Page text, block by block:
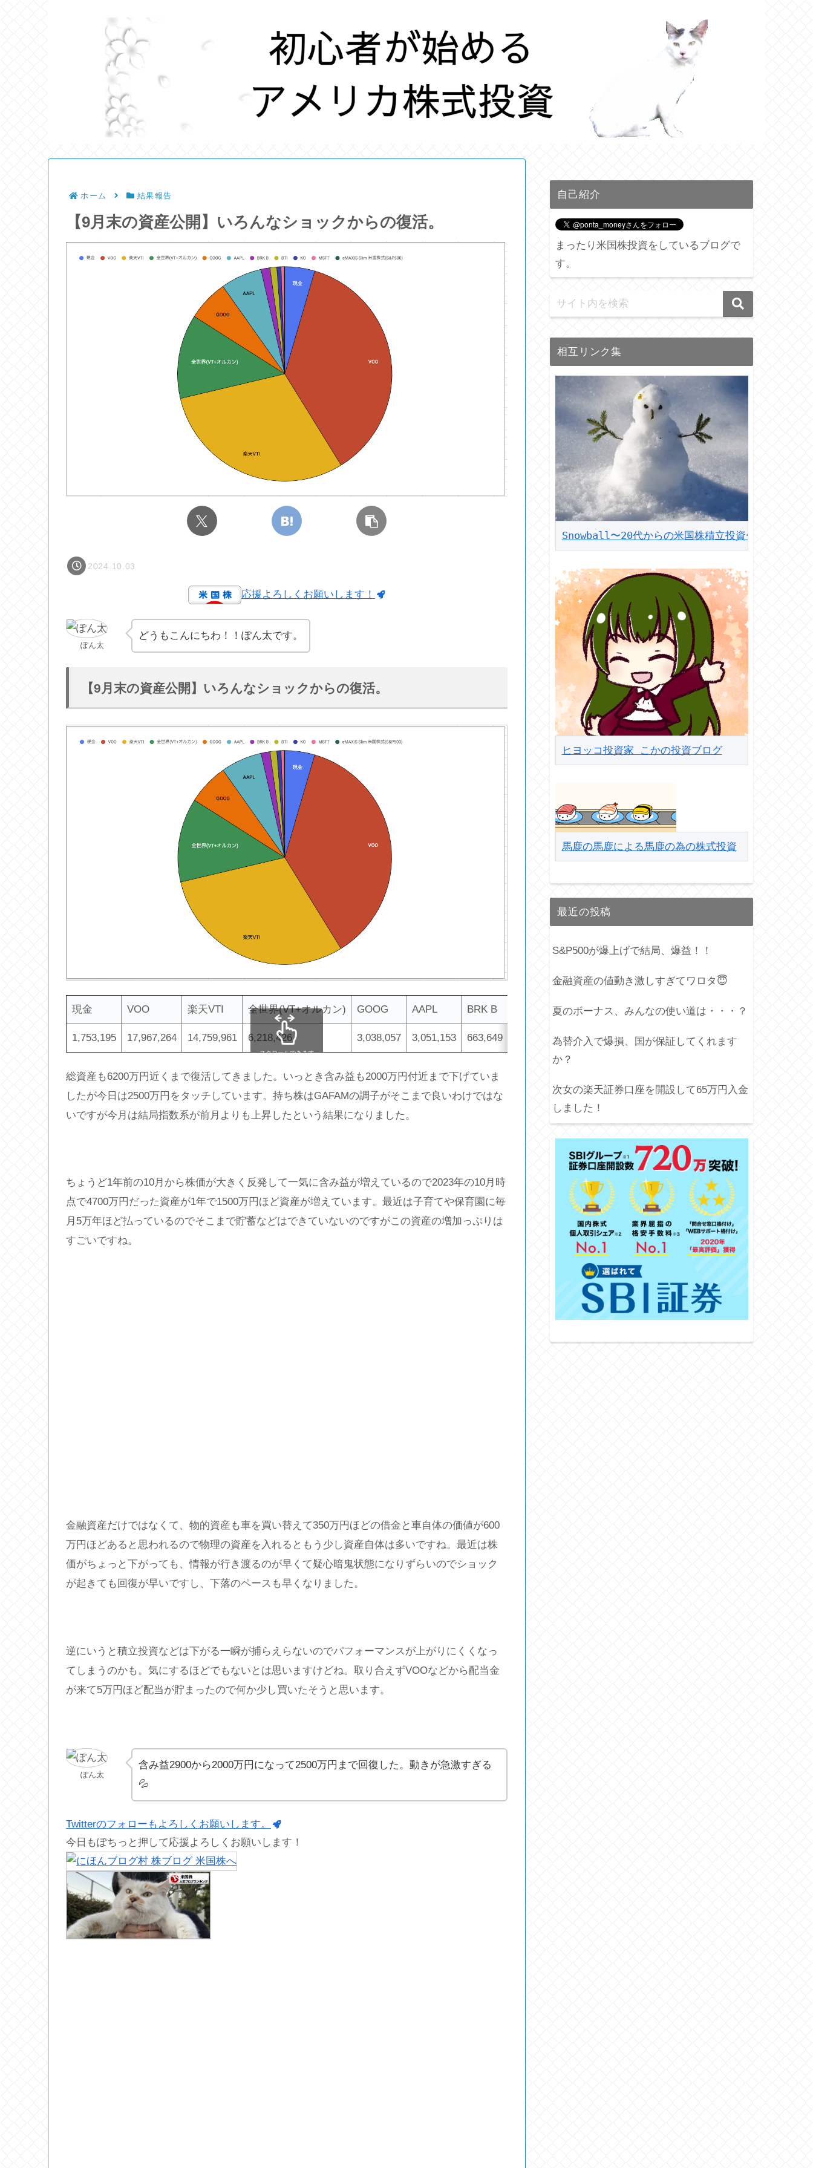
ホーム 結果報告
【9月末の資産公開】いろんなショックからの復活。
2024.10.03
応援よろしくお願いします！
ぽん太
どうもこんにちわ！！ぽん太です。
【9月末の資産公開】いろんなショックからの復活。
現金 VOO 楽天VTI 全世界(VT+オルカン) GOOG AAPL BRK B KO MSFT eMAXIS Slim 米国株式
1,753,195 17,967,264 14,759,961 6,218,426 3,038,057 3,051,153 663,649 311,376 243,940 27,965
スクロールできます
総資産も6200万円近くまで復活してきました。いっとき含み益も2000万円付近まで下げていま
したが今日は2500万円をタッチしています。持ち株はGAFAMの調子がそこまで良いわけではな
いですが今月は結局指数系が前月よりも上昇したという結果になりました。
ちょうど1年前の10月から株価が大きく反発して一気に含み益が増えているので2023年の10月時
点で4700万円だった資産が1年で1500万円ほど資産が増えています。最近は子育てや保育園に毎
月5万年ほど払っているのでそこまで貯蓄などはできていないのですがこの資産の増加っぷりは
すごいですね。
金融資産だけではなくて、物的資産も車を買い替えて350万円ほどの借金と車自体の価値が600
万円ほどあると思われるので物理の資産を入れるともう少し資産自体は多いですね。最近は株
価がちょっと下がっても、情報が行き渡るのが早くて疑心暗鬼状態になりずらいのでショック
が起きても回復が早いですし、下落のペースも早くなりました。
逆にいうと積立投資などは下がる一瞬が捕らえらないのでパフォーマンスが上がりにくくなっ
てしまうのかも。気にするほどでもないとは思いますけどね。取り合えずVOOなどから配当金
が来て5万円ほど配当が貯まったので何か少し買いたそうと思います。
ぽん太
含み益2900から2000万円になって2500万円まで回復した。動きが急激すぎる
💦
Twitterのフォローもよろしくお願いします。
今日もぽちっと押して応援よろしくお願いします！
自己紹介
まったり米国株投資をしているブログで
す。
相互リンク集
Snowball〜20代からの米国株積立投資〜
ヒヨッコ投資家 こかの投資ブログ
馬鹿の馬鹿による馬鹿の為の株式投資
最近の投稿
S&P500が爆上げで結局、爆益！！
金融資産の値動き激しすぎてワロタ😇
夏のボーナス、みんなの使い道は・・・？
為替介入で爆損、国が保証してくれます
か？
次女の楽天証券口座を開設して65万円入金
しました！